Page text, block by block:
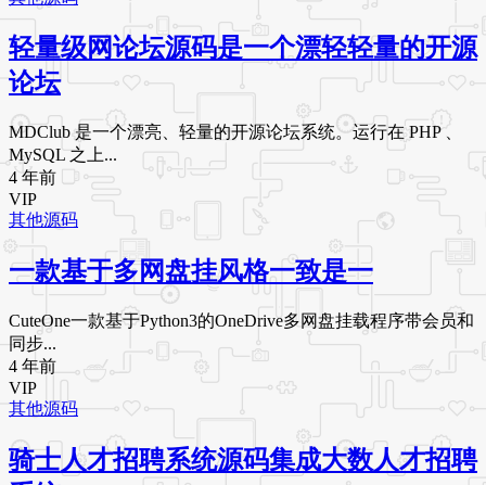
轻量级网论坛源码是一个漂轻轻量的开源
论坛
MDClub 是一个漂亮、轻量的开源论坛系统。运行在 PHP 、
MySQL 之上...
4 年前
VIP
其他源码
一款基于多网盘挂风格一致是一
CuteOne一款基于Python3的OneDrive多网盘挂载程序带会员和
同步...
4 年前
VIP
其他源码
骑士人才招聘系统源码集成大数人才招聘